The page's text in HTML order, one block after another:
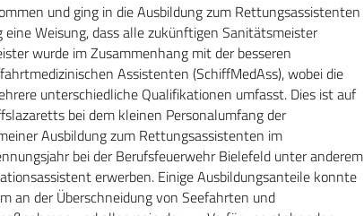
und ging in die Ausbildung zum Rettungsassistenten
Weisung, dass alle zukünftigen Sanitätsmeister
wurde im Zusammenhang mit der besseren
Assistenten (SchiffMedAss), wobei die
unterschiedliche Qualifikationen umfasst. Dies ist auf
bei dem kleinen Personalumfang der
Ausbildung zum Rettungsassistenten im
bei der Berufsfeuerwehr Bielefeld unter anderem
erwerben. Einige Ausbildungsanteile konnte
an der Überschneidung von Seefahrten und